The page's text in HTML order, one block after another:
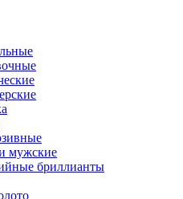
мужские
бриллианты